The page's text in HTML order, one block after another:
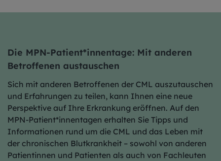
Die MPN-Patient*innentage: Mit anderen
Betroffenen austauschen
Sich mit anderen Betroffenen der CML auszutauschen
und Erfahrungen zu teilen, kann Ihnen eine neue
Perspektive auf Ihre Erkrankung eröffnen. Auf den
MPN-Patient*innentagen erhalten Sie Tipps und
Informationen rund um die CML und das Leben mit
der chronischen Blutkrankheit – sowohl von anderen
Patientinnen und Patienten als auch von Fachleuten